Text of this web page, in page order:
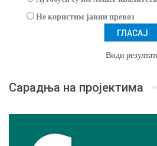
Не користим јавни превоз
Види
Сарадња на пројектима